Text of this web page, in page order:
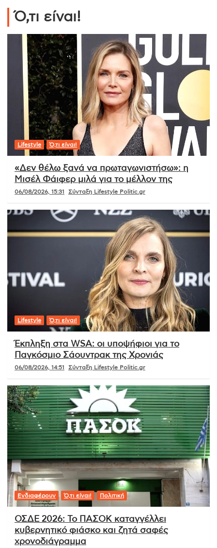
Ό,τι είναι!
Lifestyle Ό,τι είναι!
«Δεν θέλω ξανά να πρωταγωνιστήσω»: η
Μισέλ Φάιφερ μιλά για το μέλλον της
06/08/2026, 15:31 Σύνταξη Lifestyle Politic.gr
Lifestyle Ό,τι είναι!
Έκπληξη στα WSA: οι υποψήφιοι για το
Παγκόσμιο Σάουντρακ της Χρονιάς
06/08/2026, 14:51 Σύνταξη Lifestyle Politic.gr
Ενδιαφέρουν Ό,τι είναι! Πολιτική
ΟΣΔΕ 2026: Το ΠΑΣΟΚ καταγγέλλει
κυβερνητικό φιάσκο και ζητά σαφές
χρονοδιάγραμμα